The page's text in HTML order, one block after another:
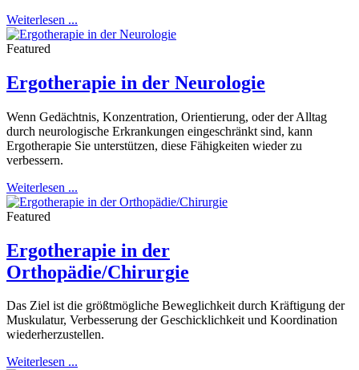
Weiterlesen ...
Featured
Ergotherapie in der Neurologie
Wenn Gedächtnis, Konzentration, Orientierung, oder der Alltag
durch neurologische Erkrankungen eingeschränkt sind, kann
Ergotherapie Sie unterstützen, diese Fähigkeiten wieder zu
verbessern.
Weiterlesen ...
Featured
Ergotherapie in der
Orthopädie/Chirurgie
Das Ziel ist die größtmögliche Beweglichkeit durch Kräftigung der
Muskulatur, Verbesserung der Geschicklichkeit und Koordination
wiederherzustellen.
Weiterlesen ...